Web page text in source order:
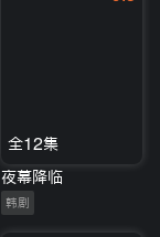
全12集
夜幕降临
韩剧